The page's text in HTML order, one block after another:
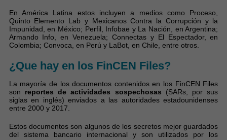
En América Latina estos incluyen a medios como Proceso,
Quinto Elemento Lab y Mexicanos Contra la Corrupción y la
Impunidad, en México; Perfil, Infobae y La Nación, en Argentina;
Armando Info, en Venezuela; Connectas y El Espectador, en
Colombia; Convoca, en Perú y LaBot, en Chile, entre otros.
¿Que hay en los FinCEN Files?
La mayoría de los documentos contenidos en los FinCEN Files
son reportes de actividades sospechosas (SARs, por sus
siglas en inglés) enviados a las autoridades estadounidenses
entre 2000 y 2017.
Estos documentos son algunos de los secretos mejor guardados
del sistema bancario internacional y son utilizados por los